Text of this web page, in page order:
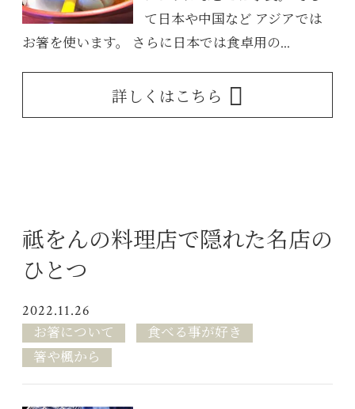
て日本や中国など アジアでは
お箸を使います。 さらに日本では食卓用の...
詳しくはこちら
祗をんの料理店で隠れた名店の
ひとつ
2022.11.26
お箸について
食べる事が好き
箸や楓から